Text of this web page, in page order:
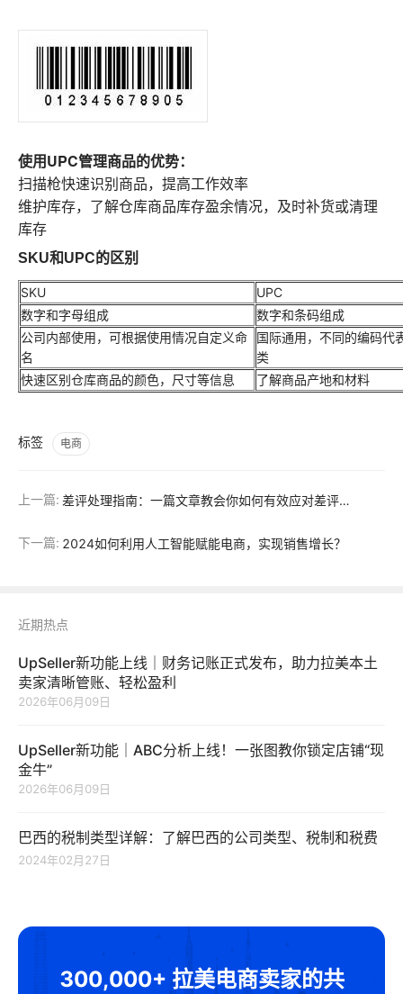
使用UPC管理商品的优势：
扫描枪快速识别商品，提高工作效率
维护库存，了解仓库商品库存盈余情况，及时补货或清理
库存
SKU和UPC的区别
SKU
UPC
数字和字母组成
数字和条码组成
公司内部使用，可根据使用情况自定义命
名
国际通用，不同的编码代
类
快速区别仓库商品的颜色，尺寸等信息
了解商品产地和材料
标签 电商
上一篇: 差评处理指南：一篇文章教会你如何有效应对差评，维护店铺声誉！
下一篇: 2024如何利用人工智能赋能电商，实现销售增长？
近期热点
UpSeller新功能上线｜财务记账正式发布，助力拉美本土
卖家清晰管账、轻松盈利
2026年06月09日
UpSeller新功能｜ABC分析上线！一张图教你锁定店铺“现
金牛”
2026年06月09日
巴西的税制类型详解：了解巴西的公司类型、税制和税费
2024年02月27日
300,000+ 拉美电商卖家的共